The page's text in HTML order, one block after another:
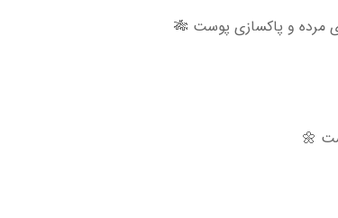
مرده و پاکسازی پوست 🎋
🌼